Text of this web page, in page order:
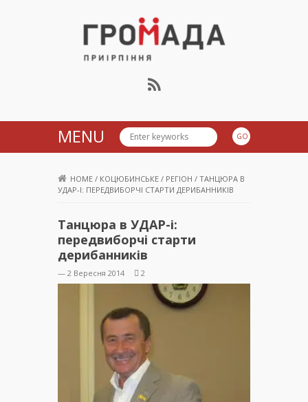
Громада Приірпіння
MENU
HOME / КОЦЮБИНСЬКЕ / РЕГІОН / ТАНЦЮРА В
УДАР-І: ПЕРЕДВИБОРЧІ СТАРТИ ДЕРИБАННИКІВ
Танцюра в УДАР-і:
передвиборчі старти
дерибанників
— 2 Вересня 2014 2